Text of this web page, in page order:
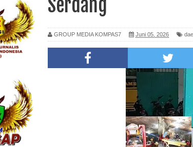
Serdang
GROUP MEDIA KOMPAS7 Juni 05, 2026